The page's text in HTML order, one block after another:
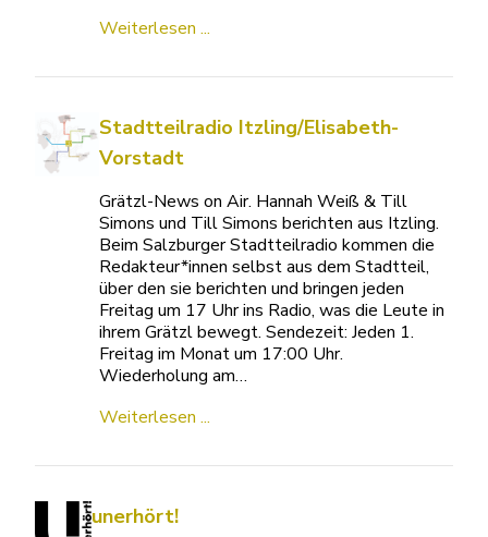
Weiterlesen ...
Stadtteilradio Itzling/Elisabeth-
Vorstadt
Grätzl-News on Air. Hannah Weiß & Till
Simons und Till Simons berichten aus Itzling.
Beim Salzburger Stadtteilradio kommen die
Redakteur*innen selbst aus dem Stadtteil,
über den sie berichten und bringen jeden
Freitag um 17 Uhr ins Radio, was die Leute in
ihrem Grätzl bewegt. Sendezeit: Jeden 1.
Freitag im Monat um 17:00 Uhr.
Wiederholung am…
Weiterlesen ...
unerhört!